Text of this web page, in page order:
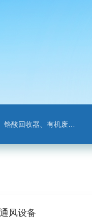
气净化器，氨氮吹脱塔
风设备